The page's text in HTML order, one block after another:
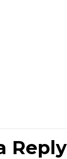
Reply